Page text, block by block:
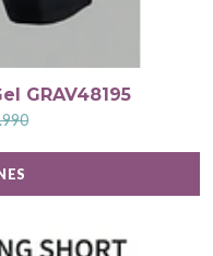
GRAV48195